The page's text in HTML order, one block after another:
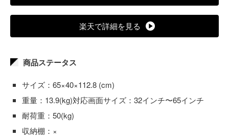
楽天で詳細を見る
商品ステータス
サイズ：65×40×112.8 (cm)
重量：13.9(kg)対応画面サイズ：32インチ〜65インチ
耐荷重：50(kg)
収納棚：×